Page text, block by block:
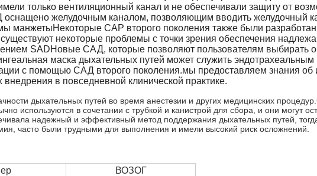
только вентиляционный канал и не обеспечивали защиту от
желудочным каналом, позволяющим вводить желудочный
манжетыНекоторые САР второго поколения также были
некоторые проблемы с точки зрения обеспечения
SADНовые САД, которые позволяют пользователям выбирать
маска дыхательных путей может служить
с помощью САД второго поколения.мы предоставляем знания об
в повседневной клинической практике.
дыхательных путей во время анестезии и других медицинских
используются в сочетании с трубкой и канистрой для сбора, и они могут
надежный и эффективный метод поддержания дыхательных путей,
часто были трудными для выполнения и имели высокий риск осложнений.
ВОЗОГ